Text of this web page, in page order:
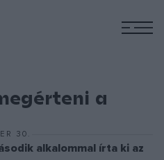
a
30.
alkalommal írta ki az